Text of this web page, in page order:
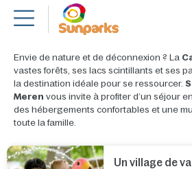
Région Campine
Belgique
Envie de nature et de déconnexion ? La
vastes forêts, ses lacs scintillants et ses
la destination idéale pour se ressourcer.
Meren vous invite à profiter d’un séjour
des hébergements confortables et une
toute la famille.
Un village de